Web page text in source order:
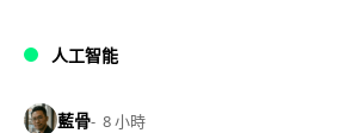
人工智能
藍骨 8 小時